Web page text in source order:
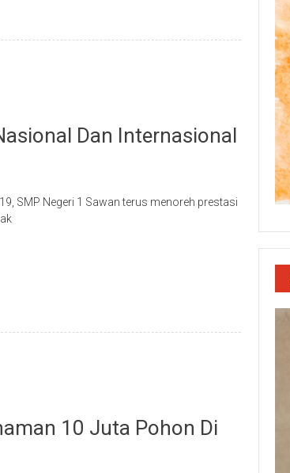
Dan Internasional
SMP Negeri 1 Sawan terus menoreh prestasi
10 Juta Pohon Di